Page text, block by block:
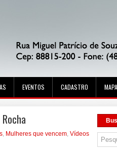
EVENTOS CADASTRO
, Mulheres que vencem, Vídeos